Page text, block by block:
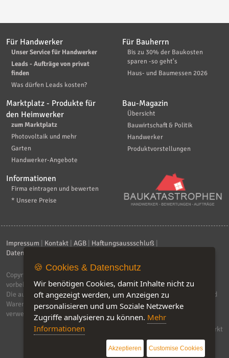
Für Handwerker
Unser Service für Handwerker
Leads - Aufträge von privat
finden
Was dürfen Leads kosten?
Für Bauherrn
Bis zu 30% der Baukosten
sparen -so geht's
Haus- und Baumessen 2026
Marktplatz - Produkte für
den Heimwerker
zum Marktplatz
Photovoltaik und mehr
Garten
Handwerker-Angebote
Bau-Magazin
Übersicht
Bauwirtschaft & Politik
Handwerker
Produktvorstellungen
Informationen
Firma eintragen und bewerten
* Unsere Preise
Impressum Kontakt AGB Haftungsaussschluß
Datenschutzerklärung
Copyright © 2026
vorbehalten.
Die auf dieser Seite verwendeten Produktbezeichnungen, Namen und
Warenzeichen sind Eigentum der jeweiligen Firmen. Unser Portal
verwendet Affiliat-Links, für dir wir Geld erhalten.
Software by IQ-Markt
🍪 Cookies & Datenschutz
Wir benötigen Cookies, damit Inhalte nicht zu
oft angezeigt werden, um Anzeigen zu
personalisieren und um Soziale Netzwerke
Zugriffe analysieren zu können. Mehr
Informationen
Akzeptieren Customise Cookies